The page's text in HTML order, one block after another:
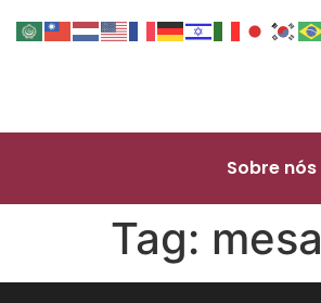
Sobre nós
Tag: mesa